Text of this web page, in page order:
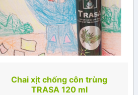
Chai xịt chống côn trùng
TRASA 120 ml